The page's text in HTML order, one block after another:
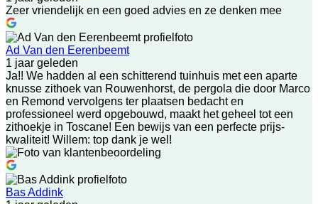
Zeer vriendelijk en een goed advies en ze denken mee
Ad Van den Eerenbeemt
1 jaar geleden
Ja!! We hadden al een schitterend tuinhuis met een aparte
knusse zithoek van Rouwenhorst, de pergola die door Marco
en Remond vervolgens ter plaatsen bedacht en
professioneel werd opgebouwd, maakt het geheel tot een
zithoekje in Toscane! Een bewijs van een perfecte prijs-
kwaliteit! Willem: top dank je wel!
Bas Addink